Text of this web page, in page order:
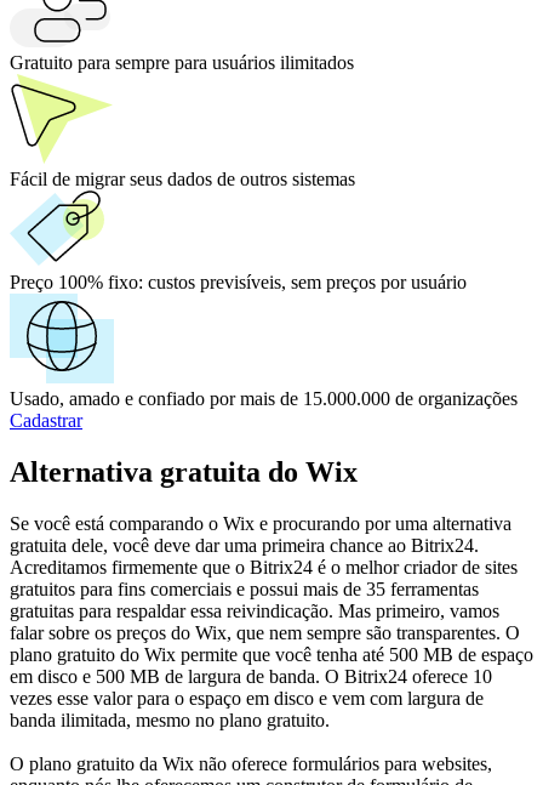
Gratuito para sempre para usuários ilimitados
Fácil de migrar seus dados de outros sistemas
Preço 100% fixo: custos previsíveis, sem preços por usuário
Usado, amado e confiado por mais de 15.000.000 de organizações
Cadastrar
Alternativa gratuita do Wix
Se você está comparando o Wix e procurando por uma alternativa
gratuita dele, você deve dar uma primeira chance ao Bitrix24.
Acreditamos firmemente que o Bitrix24 é o melhor criador de sites
gratuitos para fins comerciais e possui mais de 35 ferramentas
gratuitas para respaldar essa reivindicação. Mas primeiro, vamos
falar sobre os preços do Wix, que nem sempre são transparentes. O
plano gratuito do Wix permite que você tenha até 500 MB de espaço
em disco e 500 MB de largura de banda. O Bitrix24 oferece 10
vezes esse valor para o espaço em disco e vem com largura de
banda ilimitada, mesmo no plano gratuito.
O plano gratuito da Wix não oferece formulários para websites,